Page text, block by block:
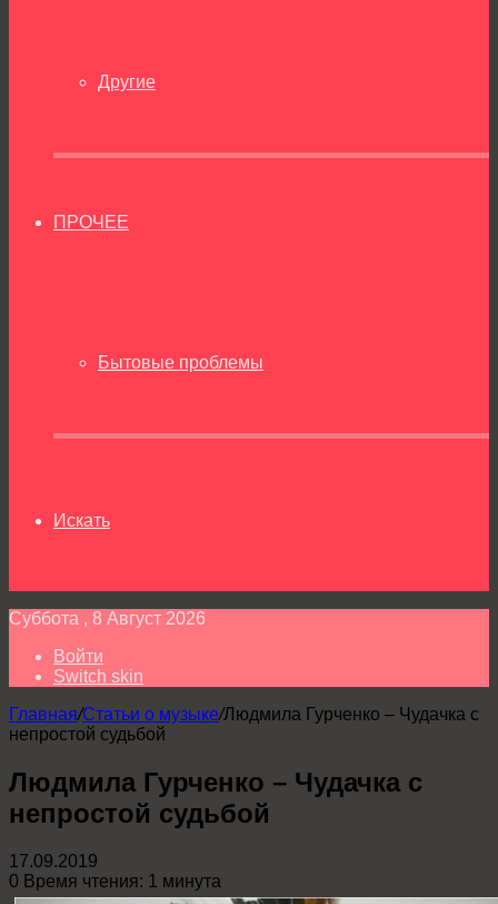
Другие
ПРОЧЕЕ
Бытовые проблемы
Искать
Суббота , 8 Август 2026
Войти
Switch skin
Главная/Статьи о музыке/Людмила Гурченко – Чудачка с
непростой судьбой
Людмила Гурченко – Чудачка с
непростой судьбой
17.09.2019
0 Время чтения: 1 минута